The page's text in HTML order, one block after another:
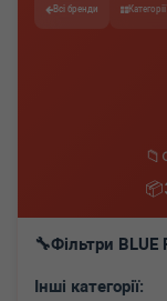
Всі бренди
Фільтри BLUE
Інші категорії: